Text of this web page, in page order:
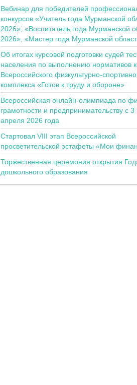
Вебинар для победителей
конкурсов «Учитель года Мурманской
2026», «Воспитатель года Мурманской
2026», «Мастер года Мурманской
Об итогах курсовой подготовки судей
населения по выполнению нормативов
Всероссийского физкультурно-
комплекса «Готов к труду и обороне»
Всероссийская онлайн-олимпиада по
грамотности и предпринимательству с
апреля 2026 года
Стартовал VIII этап Всероссийской
просветительской эстафеты «Мои
Торжественная церемония открытия
дошкольного образования